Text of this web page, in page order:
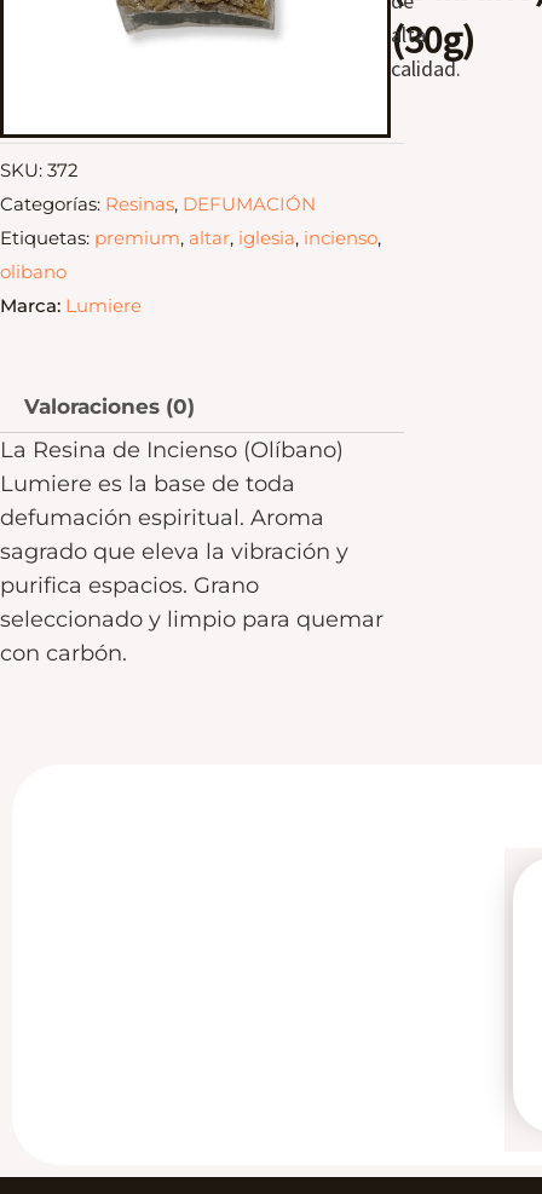
(30g)
alta
calidad.
SKU: 372
Categorías: Resinas, DEFUMACIÓN
Etiquetas: premium, altar, iglesia, incienso,
olibano
Marca: Lumiere
Valoraciones (0)
La Resina de Incienso (Olíbano)
Lumiere es la base de toda
defumación espiritual. Aroma
sagrado que eleva la vibración y
purifica espacios. Grano
seleccionado y limpio para quemar
con carbón.